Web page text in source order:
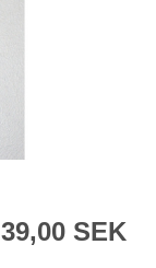
39,00 SEK